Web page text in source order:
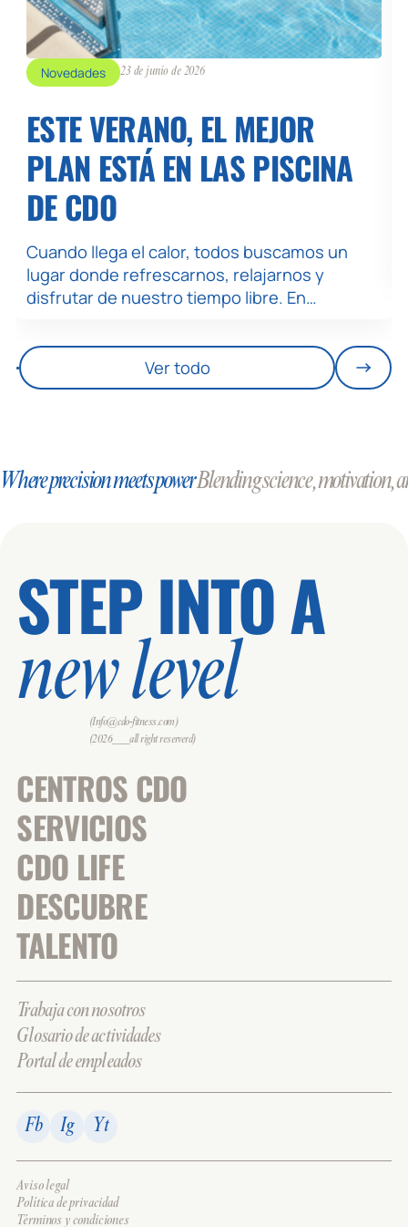
Novedades 23 de junio de 2026
ESTE VERANO, EL MEJOR
PLAN ESTÁ EN LAS PISCINA
DE CDO
Cuando llega el calor, todos buscamos un
lugar donde refrescarnos, relajarnos y
disfrutar de nuestro tiempo libre. En…
Ver todo
Where precision meets powerBlending science, motivation,
STEP INTO A
new level
(Info@cdo-fitness.com)
(2026___all right reserverd)
CENTROS CDO
SERVICIOS
CDO LIFE
DESCUBRE
TALENTO
Trabaja con nosotros
Glosario de actividades
Portal de empleados
Fb Ig Yt
Aviso legal
Política de privacidad
Términos y condiciones